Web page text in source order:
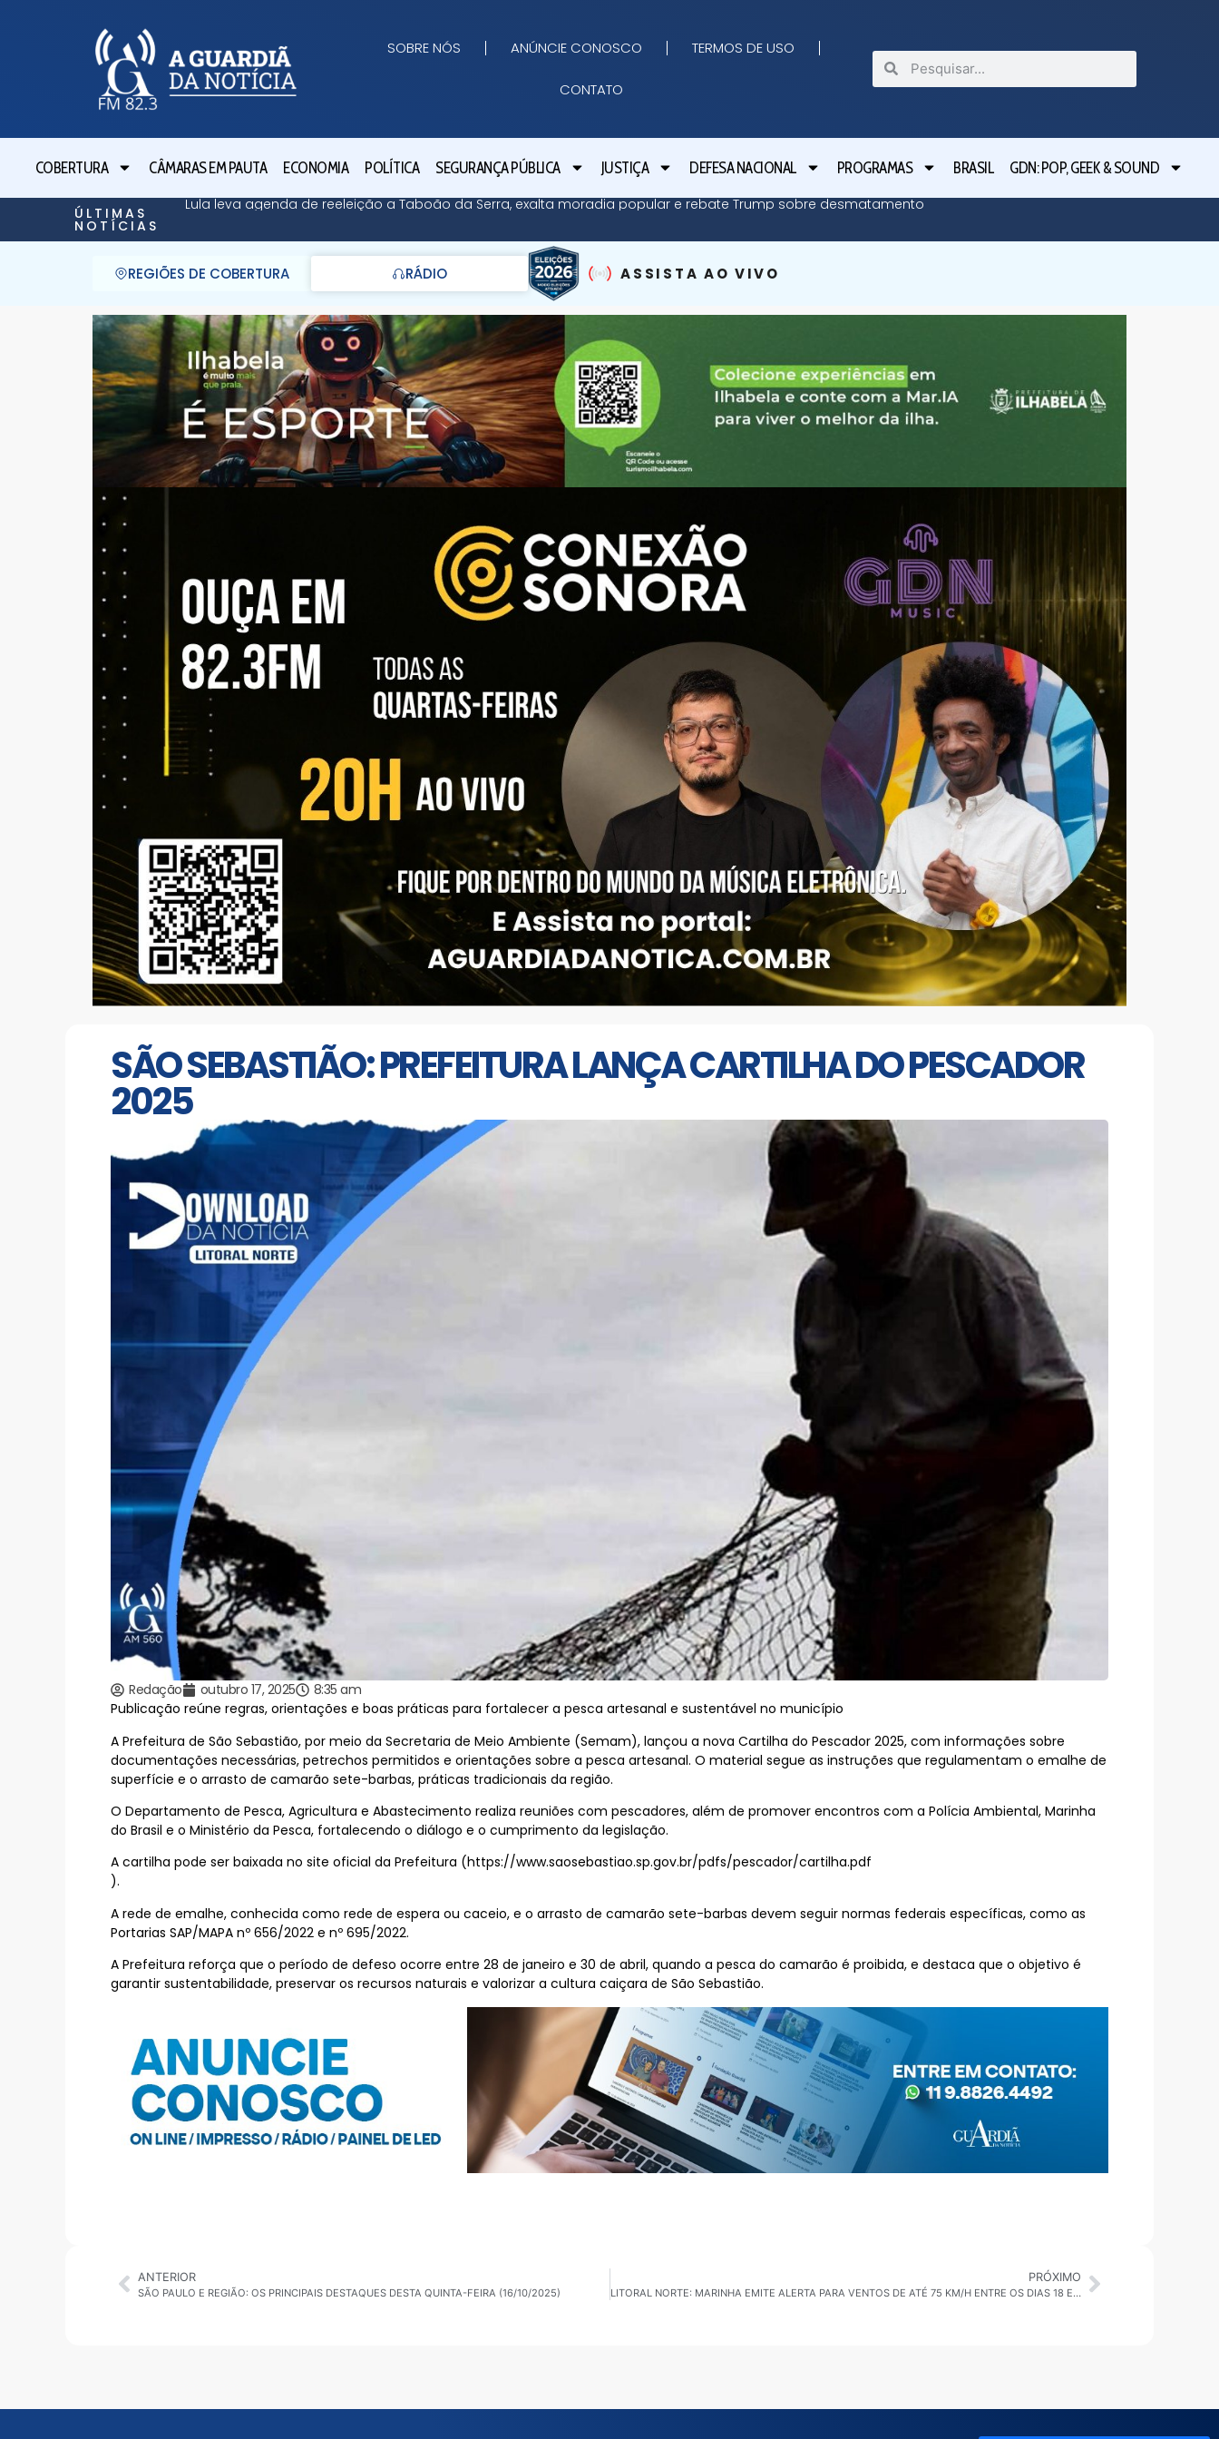
SOBRE NÓS ANÚNCIE CONOSCO TERMOS DE USO
CONTATO
COBERTURA CÂMARAS EM PAUTA ECONOMIA POLÍTICA SEGURANÇA PÚBLICA JUSTIÇA DEFESA NACIONAL PROGRAMAS BRASIL GDN: POP, GEEK & SOUND
ÚLTIMAS
NOTÍCIAS
Lula leva agenda de reeleição a Taboão da Serra, exalta moradia popular e rebate Trump sobre desmatamento Moraes
REGIÕES DE COBERTURA RÁDIO ASSISTA AO VIVO
SÃO SEBASTIÃO: PREFEITURA LANÇA CARTILHA DO PESCADOR
2025
Redação outubro 17, 2025
8:35 am
Publicação reúne regras, orientações e boas práticas para fortalecer a pesca artesanal e sustentável no município
A Prefeitura de São Sebastião, por meio da Secretaria de Meio Ambiente (Semam), lançou a nova Cartilha do Pescador 2025, com informações sobre
documentações necessárias, petrechos permitidos e orientações sobre a pesca artesanal. O material segue as instruções que regulamentam o emalhe de
superfície e o arrasto de camarão sete-barbas, práticas tradicionais da região.
O Departamento de Pesca, Agricultura e Abastecimento realiza reuniões com pescadores, além de promover encontros com a Polícia Ambiental, Marinha
do Brasil e o Ministério da Pesca, fortalecendo o diálogo e o cumprimento da legislação.
A cartilha pode ser baixada no site oficial da Prefeitura (https://www.saosebastiao.sp.gov.br/pdfs/pescador/cartilha.pdf
).
A rede de emalhe, conhecida como rede de espera ou caceio, e o arrasto de camarão sete-barbas devem seguir normas federais específicas, como as
Portarias SAP/MAPA nº 656/2022 e nº 695/2022.
A Prefeitura reforça que o período de defeso ocorre entre 28 de janeiro e 30 de abril, quando a pesca do camarão é proibida, e destaca que o objetivo é
garantir sustentabilidade, preservar os recursos naturais e valorizar a cultura caiçara de São Sebastião.
ANTERIOR
SÃO PAULO E REGIÃO: OS PRINCIPAIS DESTAQUES DESTA QUINTA-FEIRA (16/10/2025)
PRÓXIMO
LITORAL NORTE: MARINHA EMITE ALERTA PARA VENTOS DE ATÉ 75 KM/H ENTRE OS DIAS 18 E 19 DE OUTUBRO